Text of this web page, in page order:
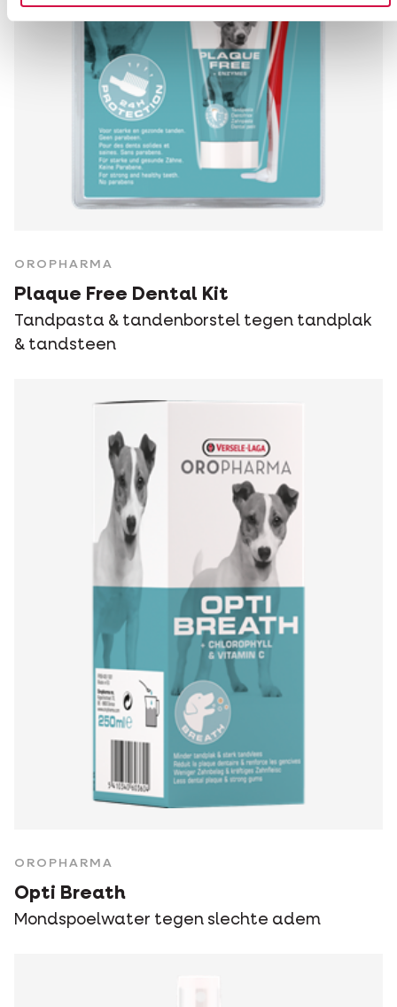
OROPHARMA
Plaque Free Dental Kit
Tandpasta & tandenborstel tegen tandplak
& tandsteen
OROPHARMA
Opti Breath
Mondspoelwater tegen slechte adem